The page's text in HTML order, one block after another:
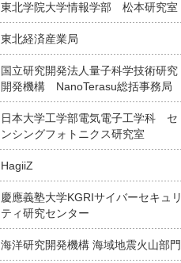
東北学院大学情報学部 松本研究室
東北経済産業局
国立研究開発法人量子科学技術研究
開発機構 NanoTerasu総括事務局
日本大学工学部電気電子工学科 セ
ンシングフォトニクス研究室
HagiiZ
慶應義塾大学KGRIサイバーセキュリ
ティ研究センター
海洋研究開発機構 海域地震火山部門